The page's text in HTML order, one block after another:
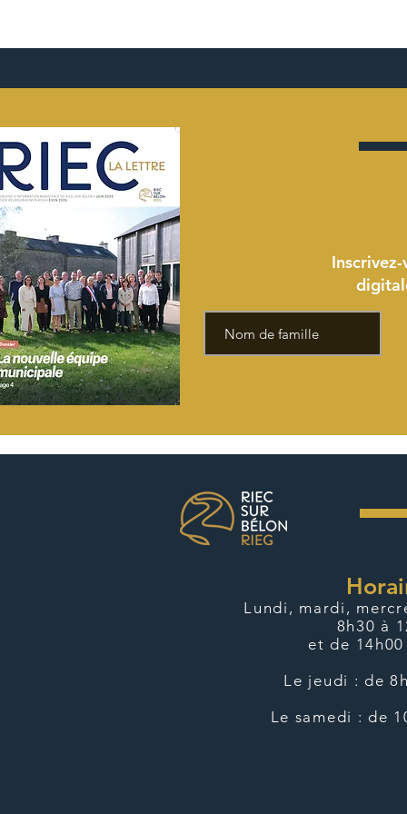
Lundi, mardi,
8h30 à
et de
Le jeudi : de
Le samedi : de